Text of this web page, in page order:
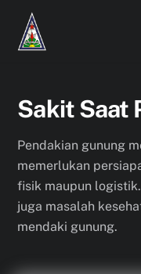
content
Sakit Saat
Pendakian gunung
memerlukan
fisik maupun
juga masalah
mendaki gunung.